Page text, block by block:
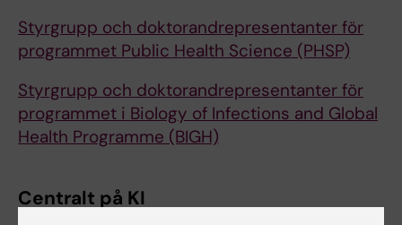
Styrgrupp och doktorandrepresentanter för
programmet Public Health Science (PHSP)
Styrgrupp och doktorandrepresentanter för
programmet i Biology of Infections and Global
Health Programme (BIGH)
Centralt på KI